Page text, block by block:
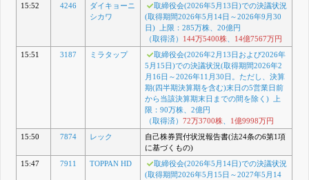
15:52
4246
ダイキョーニ
シカワ
取締役会(2026年5月13日)での決議状況
(取得期間2026年5月14日～2026年9月30
日) 上限：285万株、20億円
（取得済）
144万5400株、
14億7567万円
15:51
3187 ミラタップ
取締役会(2026年2月13日および2026年
5月15日)での決議状況(取得期間2026年2
月16日～2026年11月30日。ただし、決算
期(四半期決算期を含む)末日の5営業日前
から当該決算期末日までの間を除く) 上
限：90万株、2億円
（取得済） 72万3700株、
1億9998万円
15:50
7874 レック
自己株券買付状況報告書(法24条の6第1項
に基づくもの)
15:47
7911 TOPPAN HD
取締役会(2026年5月14日)での決議状況
(取得期間2026年5月15日～2027年5月14